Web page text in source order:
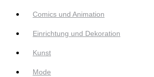
Comics und Animation
Einrichtung und Dekoration
Kunst
Mode